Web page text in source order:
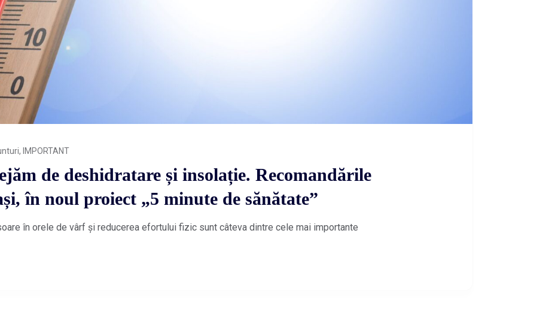
, IMPORTANT
de deshidratare și insolație. Recomandările
în noul proiect „5 minute de sănătate”
în orele de vârf și reducerea efortului fizic sunt câteva dintre cele mai importante